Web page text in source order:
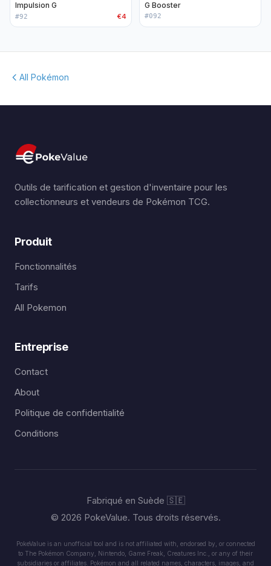
Impulsion G
#92 €4
G Booster
#092
All Pokémon
Outils de tarification et gestion d'inventaire pour les
collectionneurs et vendeurs de Pokémon TCG.
Produit
Fonctionnalités
Tarifs
All Pokemon
Entreprise
Contact
About
Politique de confidentialité
Conditions
Fabriqué en Suède 🇸🇪
© 2026 PokeValue. Tous droits réservés.
PokeValue is an unofficial tool and is not affiliated with, endorsed by, or connected
to The Pokémon Company, Nintendo, Game Freak, Creatures Inc., or any of their
subsidiaries or affiliates. Pokémon and all related names, characters, images, and